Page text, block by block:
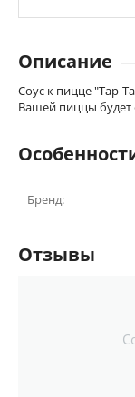
Описание
Соус к пицце "Тар-
Вашей пиццы будет
Бренд:
Отзывы